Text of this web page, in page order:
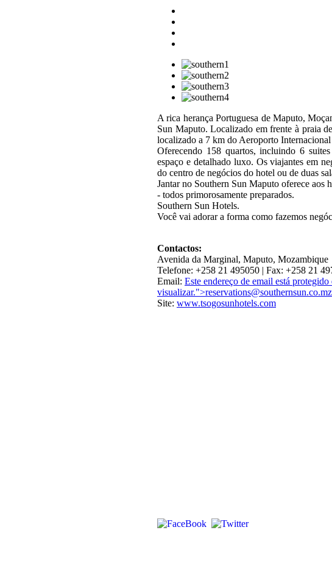
A rica herança Portuguesa de Maputo,
Sun Maputo. Localizado em frente à praia
localizado a 7 km do Aeroporto
Oferecendo 158 quartos, incluindo 6
espaço e detalhado luxo. Os viajantes em
do centro de negócios do hotel ou de duas
Jantar no Southern Sun Maputo oferece aos
- todos primorosamente preparados.
Southern Sun Hotels.
Você vai adorar a forma como fazemos
Contactos:
Avenida da Marginal, Maputo, Mozambique
Telefone: +258 21 495050 | Fax: +258 21
Email: Este endereço de email está
visualizar.">reservations@southernsun.co.mz
Site: www.tsogosunhotels.com